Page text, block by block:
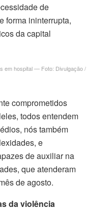
de
forma ininterrupta,
da capital
em hospital — Foto: Divulgação /
comprometidos
todos entendem
nós também
e
de auxiliar na
que atenderam
de agosto.
da violência